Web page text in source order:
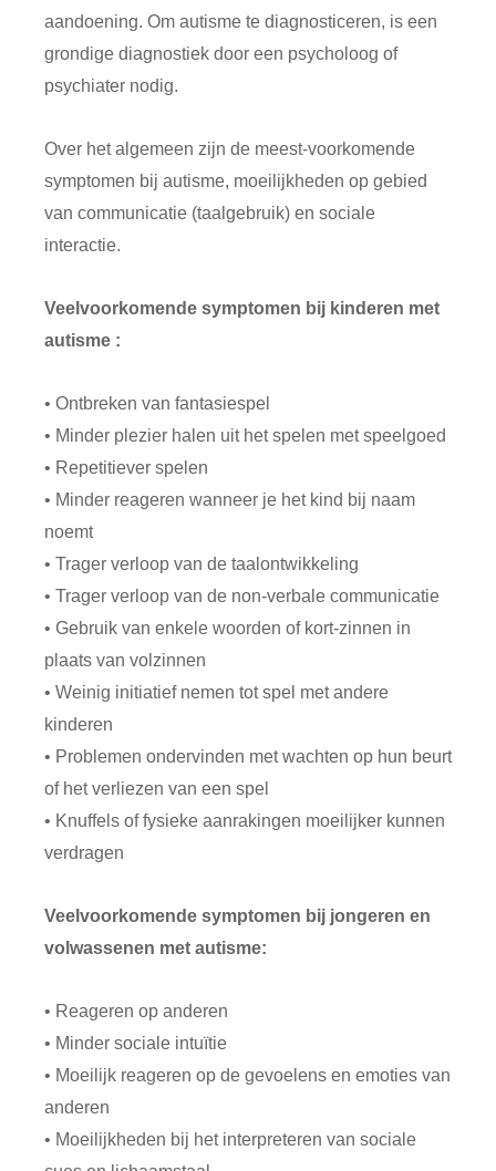
aandoening. Om autisme te diagnosticeren, is een
grondige diagnostiek door een psycholoog of
psychiater nodig.
Over het algemeen zijn de meest-voorkomende
symptomen bij autisme, moeilijkheden op gebied
van communicatie (taalgebruik) en sociale
interactie.
Veelvoorkomende symptomen bij kinderen met
autisme :
• Ontbreken van fantasiespel
• Minder plezier halen uit het spelen met speelgoed
• Repetitiever spelen
• Minder reageren wanneer je het kind bij naam
noemt
• Trager verloop van de taalontwikkeling
• Trager verloop van de non-verbale communicatie
• Gebruik van enkele woorden of kort-zinnen in
plaats van volzinnen
• Weinig initiatief nemen tot spel met andere
kinderen
• Problemen ondervinden met wachten op hun beurt
of het verliezen van een spel
• Knuffels of fysieke aanrakingen moeilijker kunnen
verdragen
Veelvoorkomende symptomen bij jongeren en
volwassenen met autisme:
• Reageren op anderen
• Minder sociale intuïtie
• Moeilijk reageren op de gevoelens en emoties van
anderen
• Moeilijkheden bij het interpreteren van sociale